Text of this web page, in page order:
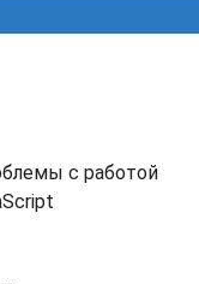
с работой